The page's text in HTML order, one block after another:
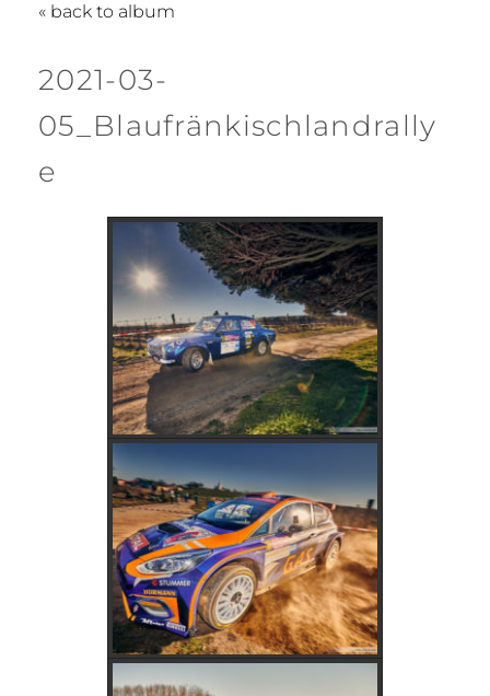
« back to album
2021-03-
05_Blaufränkischlandrally
e